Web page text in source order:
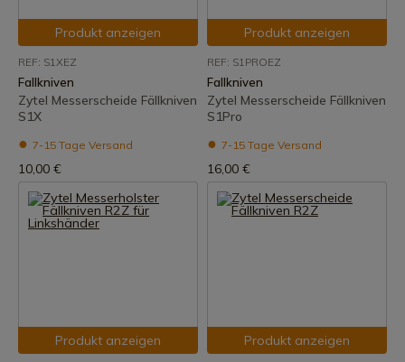
Produkt anzeigen
REF: S1XEZ
Fallkniven
Zytel Messerscheide Fällkniven
S1X
7-15 Tage Versand
10,00 €
Produkt anzeigen
REF: S1PROEZ
Fallkniven
Zytel Messerscheide Fällkniven
S1Pro
7-15 Tage Versand
16,00 €
Produkt anzeigen Produkt anzeigen